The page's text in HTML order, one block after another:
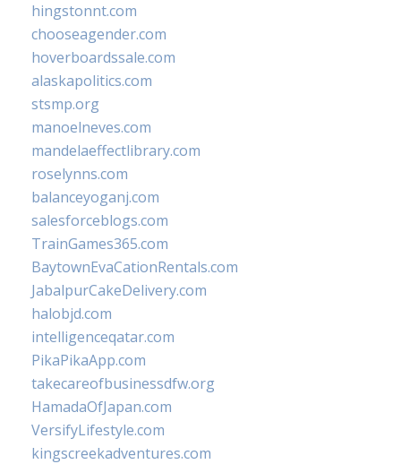
hingstonnt.com
chooseagender.com
hoverboardssale.com
alaskapolitics.com
stsmp.org
manoelneves.com
mandelaeffectlibrary.com
roselynns.com
balanceyoganj.com
salesforceblogs.com
TrainGames365.com
BaytownEvaCationRentals.com
JabalpurCakeDelivery.com
halobjd.com
intelligenceqatar.com
PikaPikaApp.com
takecareofbusinessdfw.org
HamadaOfJapan.com
VersifyLifestyle.com
kingscreekadventures.com